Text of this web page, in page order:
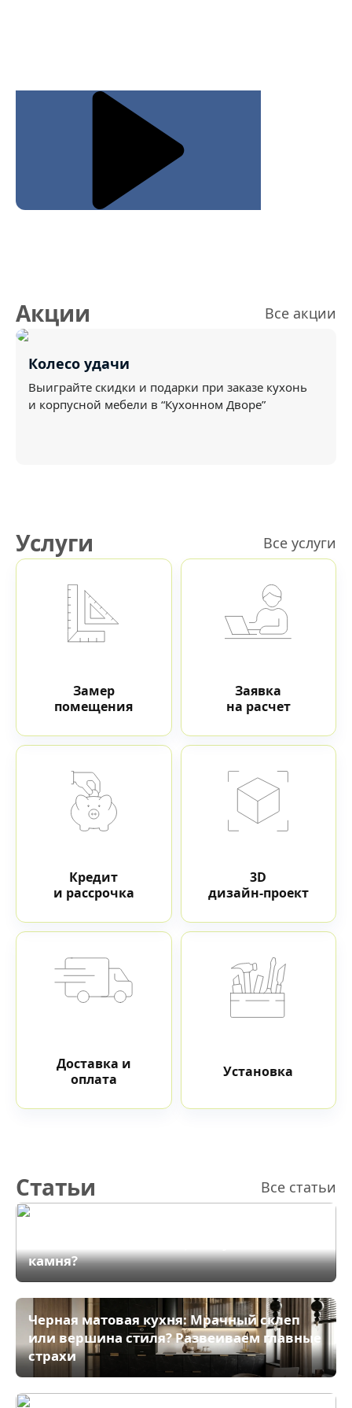
Акции Все акции
Колесо удачи
Выиграйте скидки и подарки при заказе кухонь
и корпусной мебели в “Кухонном Дворе”
Услуги Все услуги
Замер
помещения
Заявка
на расчет
Кредит
и рассрочка
3D
дизайн-проект
Доставка и
оплата
Установка
Статьи Все статьи
камня?
Черная матовая кухня: Мрачный склеп
или вершина стиля? Развеиваем главные
страхи